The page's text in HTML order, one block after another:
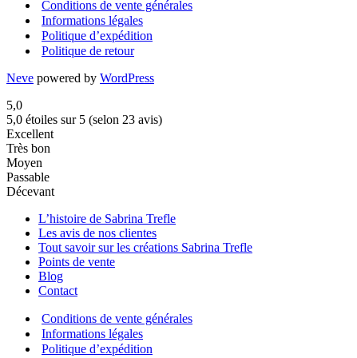
Conditions de vente générales
Informations légales
Politique d’expédition
Politique de retour
Neve powered by WordPress
5,0
5,0 étoiles sur 5 (selon 23 avis)
Excellent
Très bon
Moyen
Passable
Décevant
L’histoire de Sabrina Trefle
Les avis de nos clientes
Tout savoir sur les créations Sabrina Trefle
Points de vente
Blog
Contact
Conditions de vente générales
Informations légales
Politique d’expédition